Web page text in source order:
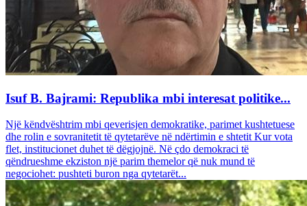
Isuf B. Bajrami: Republika mbi interesat politike...
Një këndvështrim mbi qeverisjen demokratike, parimet kushtetuese
dhe rolin e sovranitetit të qytetarëve në ndërtimin e shtetit Kur vota
flet, institucionet duhet të dëgjojnë. Në çdo demokraci të
qëndrueshme ekziston një parim themelor që nuk mund të
negociohet: pushteti buron nga qytetarët...